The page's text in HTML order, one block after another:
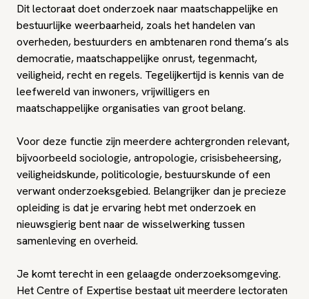
Dit lectoraat doet onderzoek naar maatschappelijke en
bestuurlijke weerbaarheid, zoals het handelen van
overheden, bestuurders en ambtenaren rond thema’s als
democratie, maatschappelijke onrust, tegenmacht,
veiligheid, recht en regels. Tegelijkertijd is kennis van de
leefwereld van inwoners, vrijwilligers en
maatschappelijke organisaties van groot belang.
Voor deze functie zijn meerdere achtergronden relevant,
bijvoorbeeld sociologie, antropologie, crisisbeheersing,
veiligheidskunde, politicologie, bestuurskunde of een
verwant onderzoeksgebied. Belangrijker dan je precieze
opleiding is dat je ervaring hebt met onderzoek en
nieuwsgierig bent naar de wisselwerking tussen
samenleving en overheid.
Je komt terecht in een gelaagde onderzoeksomgeving.
Het Centre of Expertise bestaat uit meerdere lectoraten